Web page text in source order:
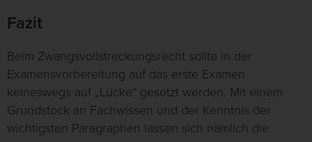
Fazit
Beim Zwangsvollstreckungsrecht sollte in der
Examensvorbereitung auf das erste Examen
keineswegs auf „Lücke“ gesetzt werden. Mit einem
Grundstock an Fachwissen und der Kenntnis der
wichtigsten Paragraphen lassen sich nämlich die